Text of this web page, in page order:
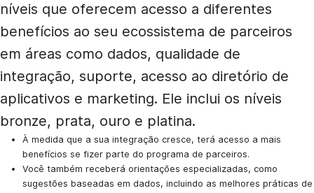
níveis que oferecem acesso a diferentes
benefícios ao seu ecossistema de parceiros
em áreas como dados, qualidade de
integração, suporte, acesso ao diretório de
aplicativos e marketing. Ele inclui os níveis
bronze, prata, ouro e platina.
À medida que a sua integração cresce, terá acesso a mais
benefícios se fizer parte do programa de parceiros.
Você também receberá orientações especializadas, como
sugestões baseadas em dados, incluindo as melhores práticas de